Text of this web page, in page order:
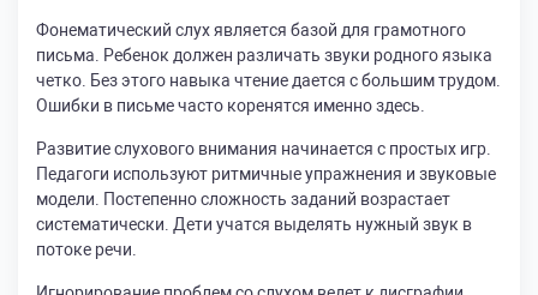
Фонематический слух является базой для грамотного
письма. Ребенок должен различать звуки родного языка
четко. Без этого навыка чтение дается с большим трудом.
Ошибки в письме часто коренятся именно здесь.
Развитие слухового внимания начинается с простых игр.
Педагоги используют ритмичные упражнения и звуковые
модели. Постепенно сложность заданий возрастает
систематически. Дети учатся выделять нужный звук в
потоке речи.